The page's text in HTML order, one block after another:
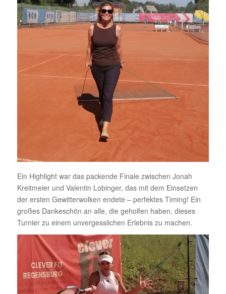
Ein Highlight war das packende Finale zwischen Jonah
Kreitmeier und Valentin Lobinger, das mit dem Einsetzen
der ersten Gewitterwolken endete – perfektes Timing! Ein
großes Dankeschön an alle, die geholfen haben, dieses
Turnier zu einem unvergesslichen Erlebnis zu machen.